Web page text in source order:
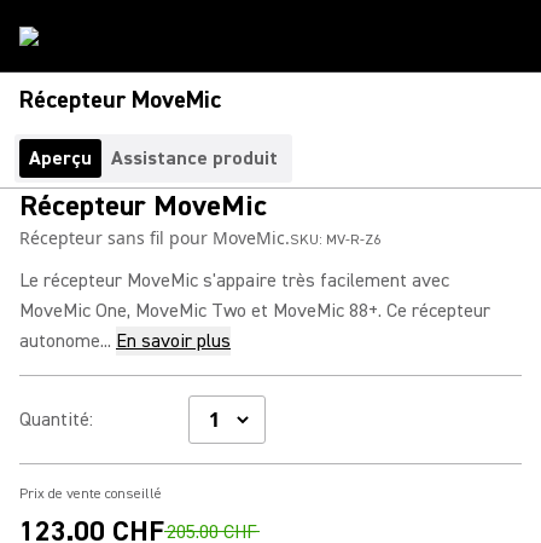
Récepteur MoveMic
Aperçu Assistance produit
Récepteur MoveMic
Récepteur sans fil pour MoveMic.SKU: MV-R-Z6
Le récepteur MoveMic s'appaire très facilement avec
MoveMic One, MoveMic Two et MoveMic 88+. Ce récepteur
autonome... En savoir plus
Quantité:
Prix de vente conseillé
123.00 CHF205.00 CHF